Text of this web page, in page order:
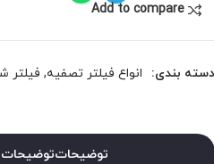
Add to compare
بندی: انواع فیلتر تصفیه, فیلتر
توضیحاتتوضیحات